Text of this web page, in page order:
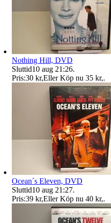
Nothing Hill, DVD
Sluttid10 aug 21:26.
Pris:30 kr,Eller Köp nu 35 kr,.
Ocean´s Eleven, DVD
Sluttid10 aug 21:27.
Pris:39 kr,Eller Köp nu 40 kr,.